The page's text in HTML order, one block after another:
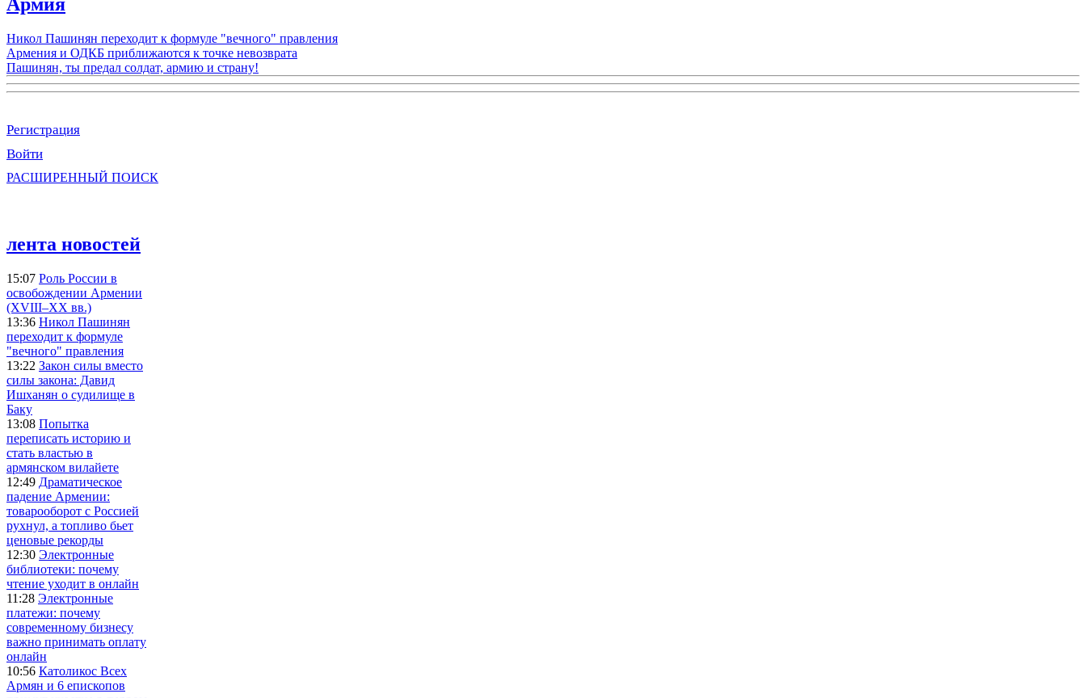
Никол Пашинян переходит к формуле "вечного" правления
Армения и ОДКБ приближаются к точке невозврата
Пашинян, ты предал солдат, армию и страну!
Регистрация
Войти
РАСШИРЕННЫЙ ПОИСК
лента новостей
15:07 Роль России в
освобождении Армении
(XVIII–XX вв.)
13:36 Никол Пашинян
переходит к формуле
"вечного" правления
13:22 Закон силы вместо
силы закона: Давид
Ишханян о судилище в
Баку
13:08 Попытка
переписать историю и
стать властью в
армянском вилайете
12:49 Драматическое
падение Армении:
товарооборот с Россией
рухнул, а топливо бьет
ценовые рекорды
12:30 Электронные
библиотеки: почему
чтение уходит в онлайн
11:28 Электронные
платежи: почему
современному бизнесу
важно принимать оплату
онлайн
10:56 Католикос Всех
Армян и 6 епископов